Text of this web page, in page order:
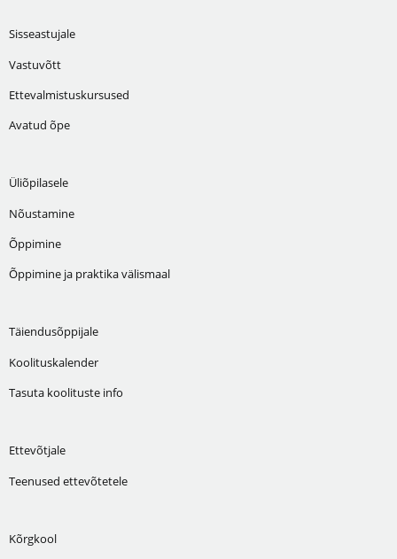
Sisseastujale
Vastuvõtt
Ettevalmistuskursused
Avatud õpe
Üliõpilasele
Nõustamine
Õppimine
Õppimine ja praktika välismaal
Täiendusõppijale
Koolituskalender
Tasuta koolituste info
Ettevõtjale
Teenused ettevõtetele
Kõrgkool